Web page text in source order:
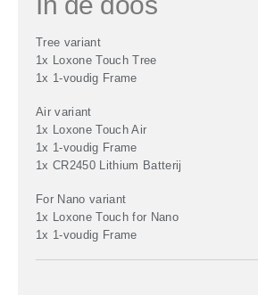
Tree variant
1x Loxone Touch Tree
1x 1-voudig Frame
Air variant
1x Loxone Touch Air
1x 1-voudig Frame
1x CR2450 Lithium Batterij
For Nano variant
1x Loxone Touch for Nano
1x 1-voudig Frame